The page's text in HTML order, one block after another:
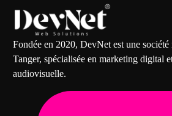
Fondée en 2020, DevNet est une société
Tanger, spécialisée en marketing digital
audiovisuelle.